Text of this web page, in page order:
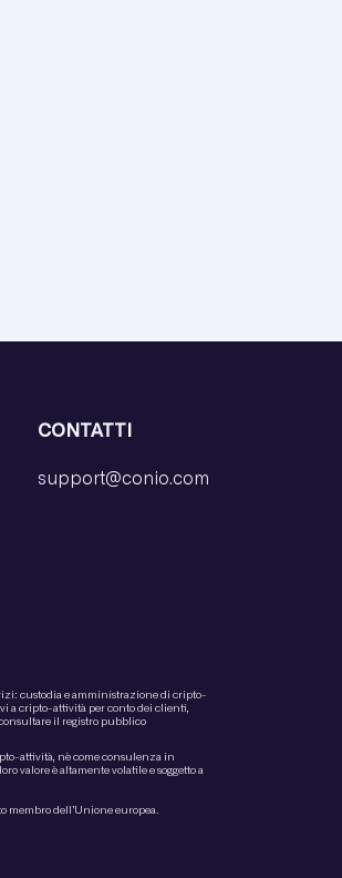
CONTATTI
support@conio.com
custodia e amministrazione di cripto-
a cripto-attività per conto dei clienti,
il registro pubblico
attività, nè come consulenza in
valore è altamente volatile e soggetto a
membro dell’Unione europea.